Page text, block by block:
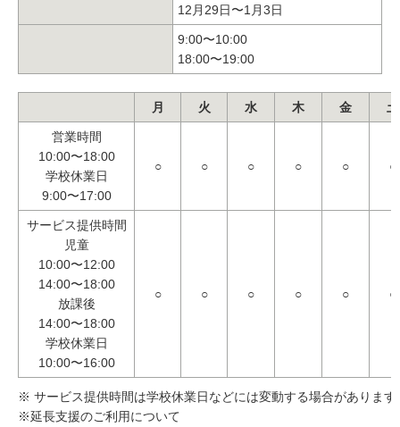
12月29日〜1月3日
9:00〜10:00
18:00〜19:00
月 火 水 木 金 土
営業時間
10:00〜18:00
学校休業日
9:00〜17:00
○ ○ ○ ○ ○ ○
サービス提供時間
児童
10:00〜12:00
14:00〜18:00
放課後
14:00〜18:00
学校休業日
10:00〜16:00
○ ○ ○ ○ ○ ○
※ サービス提供時間は学校休業日などには変動する場合があります
※延長支援のご利用について